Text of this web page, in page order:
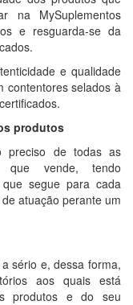
na MySuplementos
e resguarda-se da
e qualidade
contentores selados à
produtos
preciso de todas as
que vende, tendo
segue para cada
atuação perante um
sério e, dessa forma,
aos quais está
produtos e do seu